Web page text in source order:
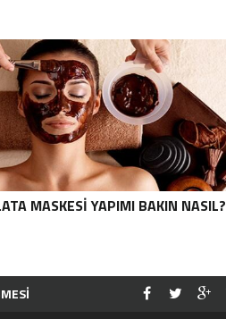
MASKESI YAPIMI BAKIN NASIL?